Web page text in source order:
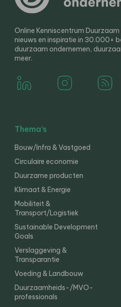
Online Kenniscentrum
nieuws en inspiratie in 30.000+
duurzaam ondernemen,
meer.
Thema’s
Bouw/Infra & Vastgoed
Circulaire economie
Duurzame producten
Klimaat & Energie
Mobiliteit &
Transport/Logistiek
Sustainable Development
Goals
Verslaggeving &
Transparantie
Voeding & Landbouw
Duurzaamheids-/MVO-
professionals